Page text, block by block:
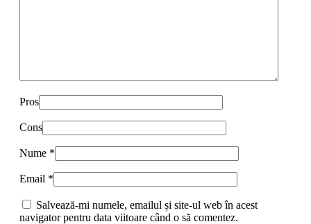
Pros
Cons
Nume *
Email *
Salvează-mi numele, emailul și site-ul web în acest
navigator pentru data viitoare când o să comentez.